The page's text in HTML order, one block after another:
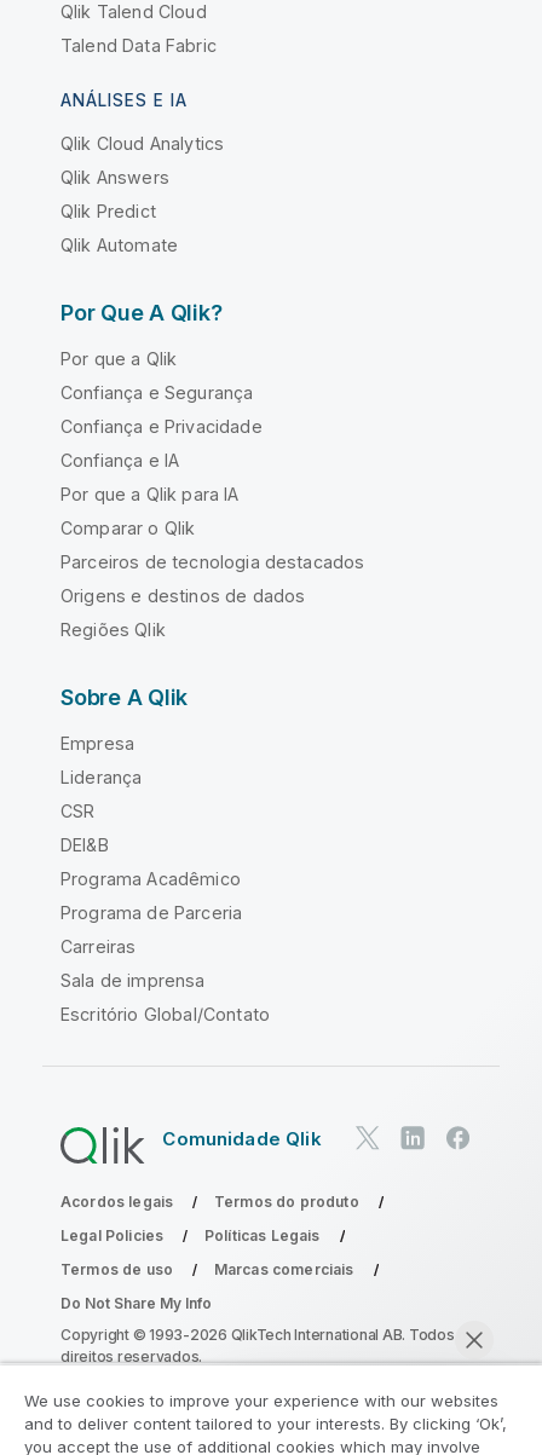
Qlik Talend Cloud
Talend Data Fabric
ANÁLISES E IA
Qlik Cloud Analytics
Qlik Answers
Qlik Predict
Qlik Automate
Por Que A Qlik?
Por que a Qlik
Confiança e Segurança
Confiança e Privacidade
Confiança e IA
Por que a Qlik para IA
Comparar o Qlik
Parceiros de tecnologia destacados
Origens e destinos de dados
Regiões Qlik
Sobre A Qlik
Empresa
Liderança
CSR
DEI&B
Programa Acadêmico
Programa de Parceria
Carreiras
Sala de imprensa
Escritório Global/Contato
Comunidade Qlik
Acordos legais
Termos do produto
Legal Policies
Políticas Legais
Termos de uso
Marcas comerciais
Do Not Share My Info
Copyright © 1993-2026 QlikTech International AB. Todos os
direitos reservados.
Participe do Programa de Modernização
We use cookies to improve your experience with our websites
and to deliver content tailored to your interests. By clicking ‘Ok’,
you accept the use of additional cookies which may involve